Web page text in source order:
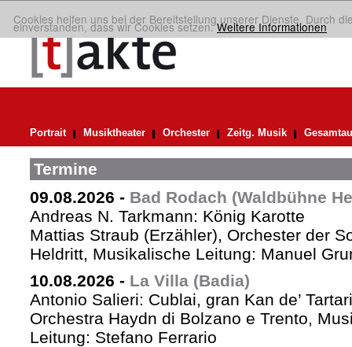
Cookies helfen uns bei der Bereitstellung unserer Dienste. Durch
einverstanden, dass wir Cookies setzen.Weitere Informationen
Portrait Musiktheater Orchester Zeitg. Musik
Termine
09.08.2026 - Bad Rodach (Waldbühne
Andreas N. Tarkmann: König Karotte
Mattias Straub (Erzähler), Orchester der
Heldritt, Musikalische Leitung: Manuel
10.08.2026 - La Villa (Badia)
Antonio Salieri: Cublai, gran Kan de’
Orchestra Haydn di Bolzano e Trento,
Leitung: Stefano Ferrario